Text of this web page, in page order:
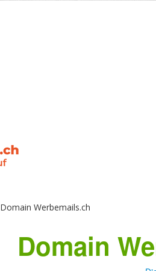
Domain Werbemails.ch
Domain